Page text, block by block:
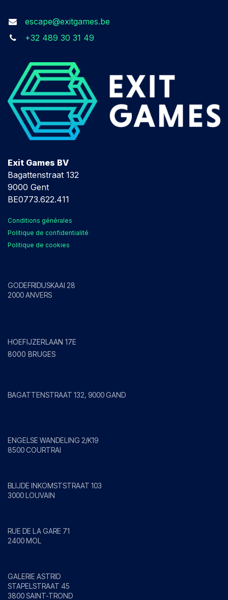
escape@exitgames.be
+32 489 30 31 49
Exit Games BV
Bagattenstraat 132
9000 Gent
BE0773.622.411
Conditions générales
Politique de confidentialité
Politique de cookies
GODEFRIDUSKAAI 28
2000 ANVERS
HOEFIJZERLAAN 17E
8000 BRUGES
BAGATTENSTRAAT 132, 9000 GAND
ENGELSE WANDELING 2/K19
8500 COURTRAI
BLIJDE INKOMSTSTRAAT 103
3000 LOUVAIN
RUE DE LA GARE 71
2400 MOL
GALERIE ASTRID
STAPELSTRAAT 45
3800 SAINT-TROND